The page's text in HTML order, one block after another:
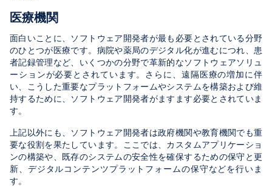
医療機関
面白いことに、ソフトウェア開発者が最も必要とされている分野
のひとつが医療です。病院や薬局のデジタル化が進むにつれ、患
者記録管理など、いくつかの分野で革新的なソフトウェアソリュ
ーションが必要とされています。さらに、遠隔医療の増加に伴
い、こうした重要なプラットフォームやシステムを構築および維
持するために、ソフトウェア開発者がますます必要とされていま
す。
上記以外にも、ソフトウェア開発者は政府機関や教育機関でも重
要な役割を果たしています。ここでは、カスタムアプリケーショ
ンの構築や、既存のシステムの安全性を確保するための保守と更
新、デジタルコンテンツプラットフォームの保守などを行いま
す。